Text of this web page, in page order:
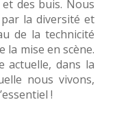
et des buis. Nous
la diversité et
de la technicité
la mise en scène.
actuelle, dans la
nous vivons,
!